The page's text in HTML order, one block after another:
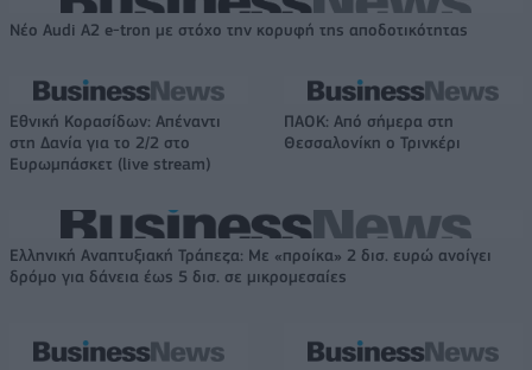
Νέο Audi A2 e-tron με στόχο την κορυφή της αποδοτικότητας
Εθνική Κορασίδων: Απέναντι
στη Δανία για το 2/2 στο
Ευρωμπάσκετ (live stream)
ΠΑΟΚ: Από σήμερα στη
Θεσσαλονίκη ο Τρινκέρι
Ελληνική Αναπτυξιακή Τράπεζα: Με «προίκα» 2 δισ. ευρώ ανοίγει
δρόμο για δάνεια έως 5 δισ. σε μικρομεσαίες